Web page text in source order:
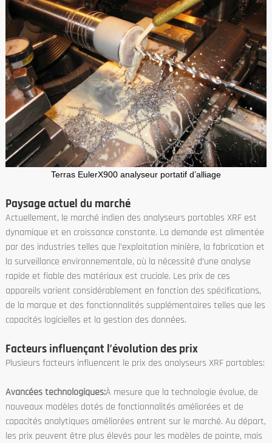
Terras EulerX900 analyseur portatif d’alliage
Paysage actuel du marché
Actuellement, le marché indien des analyseurs portables XRF est
dynamique et en croissance constante. La demande est alimentée
par des industries telles que l’exploitation minière, la fabrication et
la surveillance environnementale, où la nécessité d’une analyse
rapide et fiable des matériaux est cruciale. Les prix de ces
appareils varient considérablement en fonction des spécifications,
de la marque et des fonctionnalités supplémentaires telles que les
capacités logicielles et la gestion des données.
Facteurs influençant l’évolution des prix
Plusieurs facteurs influencent le prix des analyseurs XRF portables:
Avancées technologiques:À mesure que la technologie évolue, de
nouveaux modèles dotés de fonctionnalités améliorées et de
capacités analytiques améliorées entrent sur le marché. Au départ,
les prix peuvent être plus élevés pour les modèles de pointe, mais